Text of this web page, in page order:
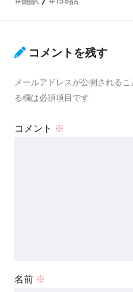
コメントを残す
メールアドレスが公開されるこ
る欄は必須項目です
コメント ※
名前 ※